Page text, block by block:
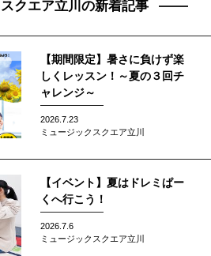
クエア立川の新着記事
【期間限定】暑さに負けず楽
しくレッスン！～夏の３回チ
ャレンジ～
2026.7.23
ミュージックスクエア立川
【イベント】夏はドレミぱー
くへ行こう！
2026.7.6
ミュージックスクエア立川